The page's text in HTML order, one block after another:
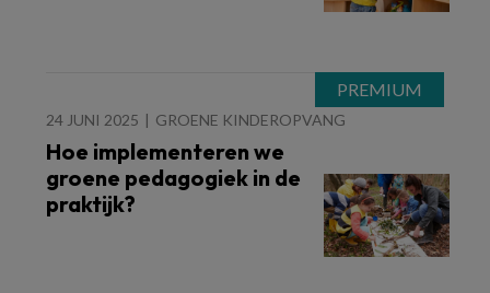
24 JUNI 2025 GROENE KINDEROPVANG
Hoe implementeren we
groene pedagogiek in de
praktijk?